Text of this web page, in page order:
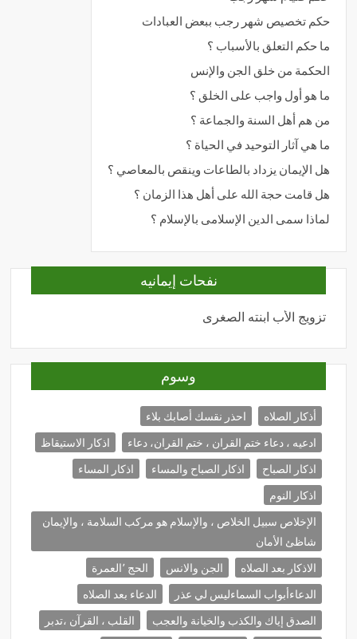
حكم تخصيص شهر رجب ببعض العبادات
ما حكم التعلق بالأسباب ؟
الحكمة من خلق الجن والإنس
ما هو أول واجب على الخلق ؟
من هم أهل السنة والجماعة ؟
ما هي آثار التوحيد في الحياة ؟
هل الإيمان يزداد بالطاعات وينقص بالمعاصي ؟
هل قامت حجة الله على أهل هذا الزمان ؟
لماذا سمى الدين الإسلامى بالإسلام ؟
نفحات إيمانيه
تزويج الأب ابنته الصغرى
وسوم
أذكار الصلاه
احذر نقسك أصابك بلاء
ادعيه ، دعاء ختم القران ، ختم القران، دعاء
اذكار الاستيقاظ
اذكار الصباح
اذكار الصباح والمساء
اذكار المساء
اذكار النوم
الإخلاص سبيل الخلاص ، والإسلام هو مركب السلامة ، والإيمان
شاظئ الأمان
الاذكار بعد الصلاه
الجن والانس
الحج ٬العمرة
الدعاءأبواب السماءليس لي عذر
الدعاء بعد الصلاه
الصدق إياك والكذب والخيانة والعجب
القلب ، القرآن ،تدبر